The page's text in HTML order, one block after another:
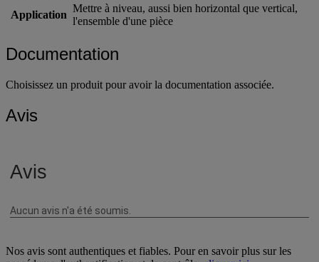
Application
Mettre à niveau, aussi bien horizontal que vertical,
l'ensemble d'une pièce
Documentation
Choisissez un produit pour avoir la documentation associée.
Avis
Nos avis sont authentiques et fiables. Pour en savoir plus sur les